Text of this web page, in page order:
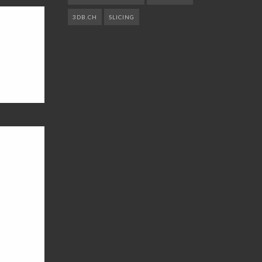
3DB.CH SLICING